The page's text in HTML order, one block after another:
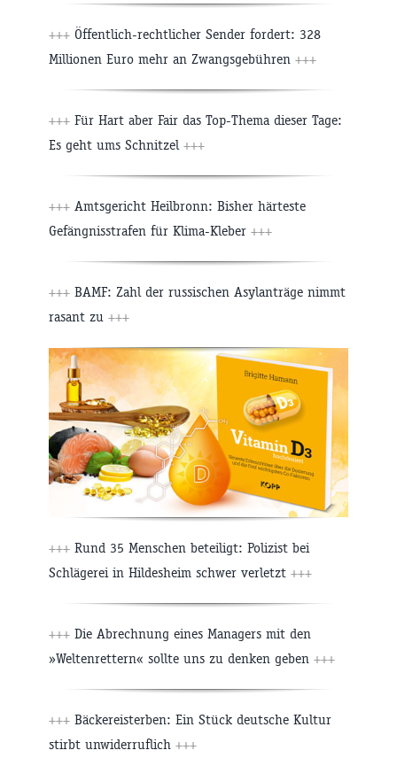
+++ Öffentlich-rechtlicher Sender fordert: 328
Millionen Euro mehr an Zwangsgebühren +++
+++ Für Hart aber Fair das Top-Thema dieser Tage:
Es geht ums Schnitzel +++
+++ Amtsgericht Heilbronn: Bisher härteste
Gefängnisstrafen für Klima-Kleber +++
+++ BAMF: Zahl der russischen Asylanträge nimmt
rasant zu +++
+++ Rund 35 Menschen beteiligt: Polizist bei
Schlägerei in Hildesheim schwer verletzt +++
+++ Die Abrechnung eines Managers mit den
»Weltenrettern« sollte uns zu denken geben +++
+++ Bäckereisterben: Ein Stück deutsche Kultur
stirbt unwiderruflich +++